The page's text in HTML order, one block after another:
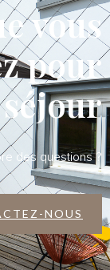
vous
pour
des questions ?
NOUS